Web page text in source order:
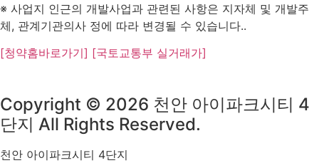
※ 사업지 인근의 개발사업과 관련된 사항은 지자체 및 개발주
체, 관계기관의사 정에 따라 변경될 수 있습니다..
[청약홈바로가기] [국토교통부 실거래가]
Copyright © 2026 천안 아이파크시티 4
단지 All Rights Reserved.
천안 아이파크시티 4단지